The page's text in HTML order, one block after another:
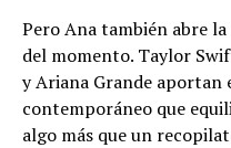
Pero Ana también abre
del momento. Taylor
y Ariana Grande aportan
contemporáneo que
algo más que un